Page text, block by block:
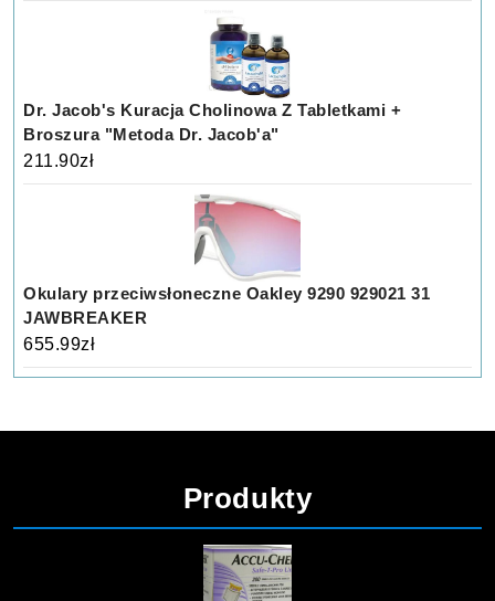
Dr. Jacob's Kuracja Cholinowa Z Tabletkami +
Broszura "Metoda Dr. Jacob'a"
211.90zł
Okulary przeciwsłoneczne Oakley 9290 929021 31
JAWBREAKER
655.99zł
Produkty